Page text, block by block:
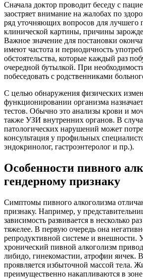
Сначала доктор проводит беседу с
заостряет внимание на жалобах по
ряд уточняющих вопросов для лучшего
клинической картины, причины
Важное значение для постановки
имеют частота и периодичность
обстоятельства, которые каждый раз
очередной бутылкой. При
побеседовать с родственниками
С целью обнаружения физических
функционировании организма
тестов. Обычно это анализы крови и
также УЗИ внутренних органов. В
патологических нарушений может
консультация у профильных
эндокринолог, гастроэнтеролог и пр.).
Особенности пивного
гендерному признаку
Симптомы пивного алкоголизма
признаку. Например, у
зависимость развивается в несколько
тяжелее. В первую очередь она
репродуктивной системе и внешности.
хронический пивной алкоголизм
либидо, гинекомастии, атрофии яичек.
проявляется избыточной массой тела.
преимущественно накапливаются в